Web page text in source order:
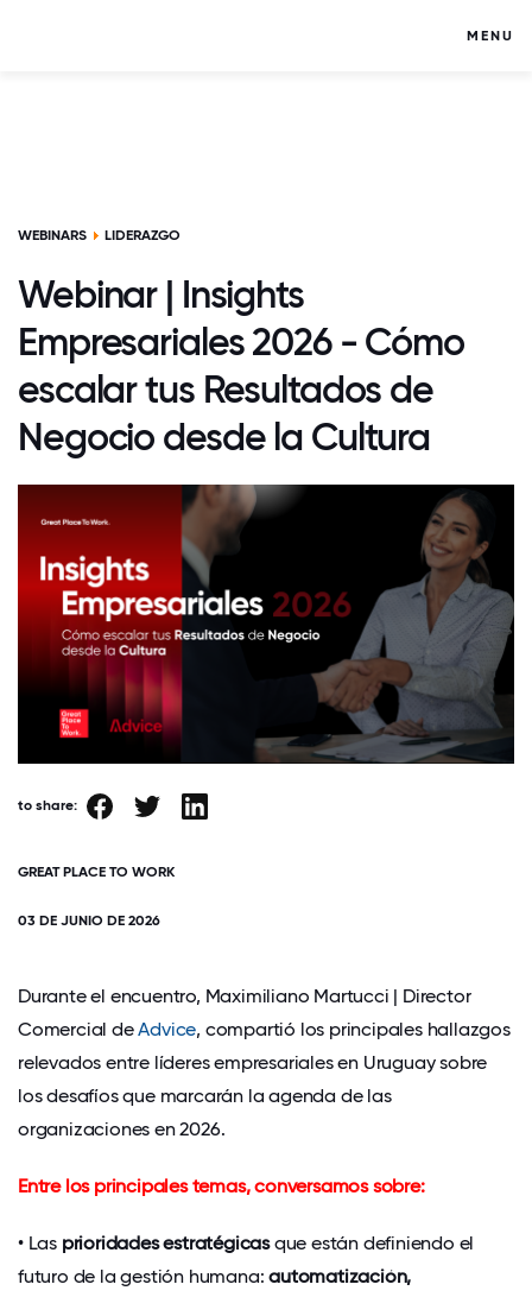
MENU
WEBINARS LIDERAZGO
Webinar | Insights
Empresariales 2026 - Cómo
escalar tus Resultados de
Negocio desde la Cultura
to share:
GREAT PLACE TO WORK
03 DE JUNIO DE 2026
Durante el encuentro, Maximiliano Martucci | Director
Comercial deAdvice, compartió los principales hallazgos
relevados entre líderes empresariales en Uruguay sobre
los desafíos que marcarán la agenda de las
organizaciones en 2026.
Entre los principales temas, conversamos sobre:
• Las prioridades estratégicasque están definiendo el
futuro de la gestión humana:automatización,